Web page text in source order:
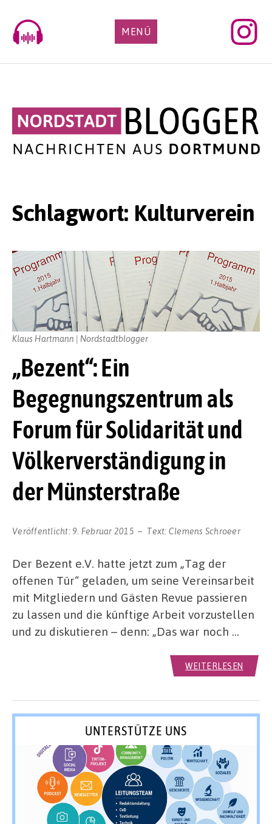
content
MENÜ
Schlagwort: Kulturverein
„Bezent“: Ein
Begegnungszentrum als
Forum für Solidarität und
Völkerverständigung in
der Münsterstraße
Veröffentlicht: 9. Februar 2015 Text: Clemens Schroeer
Klaus Hartmann | Nordstadtblogger
Der Bezent e.V. hatte jetzt zum „Tag der
offenen Tür“ geladen, um seine Vereinsarbeit
mit Mitgliedern und Gästen Revue passieren
zu lassen und die künftige Arbeit vorzustellen
und zu diskutieren – denn: „Das war noch …
WEITERLESEN
UNTERSTÜTZE UNS